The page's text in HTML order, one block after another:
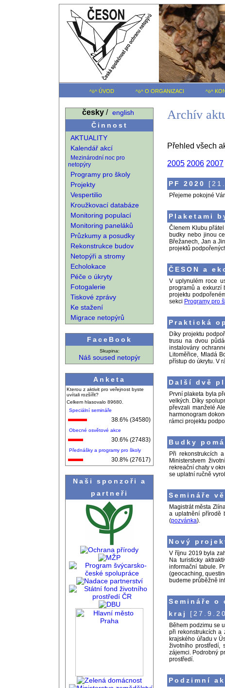
^ö^ÚVOD ^ö^O ORGANIZACI ^ö^
česky / english
Činnost
AKTUALITY
Kalendář akcí
Mezinárodní noc pro
netopýry
Programy pro školy
Projekty
Vespertilio
Kroužkovací databáze
Monitoring populací
Monitoring paneláků
Průzkumy a posudky
Rekonstrukce budov
Netopýři a stromy
Echolokace
Péče o úkryty
Fotogalerie
Tiskové zprávy
Ke stažení
Migrace netopýrů
FaceBook
Skupina:
Náš soused netopýr
Anketa
Kterou z aktivit pro veřejnost byste
uvítali rozšířit?
Celkem hlasovalo 89680.
Speciální semináře
38.6% (34580)
Obecné osvětové akce
30.6% (27483)
Přednášky a programy pro školy
30.8% (27617)
Naši sponzoři a
partneři
Archív
Přehled všech
2005 2006 2007
PF 2020
Přejeme pokojné
Plaketami
Členem Klubu
budky nebo jinou
Břežanech, Jan a
projektů
ČESON a
V uplynulém roce
programů a exkurzí
projektu
sekci Programy pro
Praktická
Díky projektu
trusu na dvou
instalovány
Litoměřice, Mladá
přístup do úkrytu. V
Další dvě
První plaketa byla
velkých. Díky
převzali manželé
harmonogram
rámci projektu
Budky
Při rekonstrukcích
Ministerstvem
rekreační chaty v
se uplatní ručně
Semináře
Magistrát města
a uplatnění přírodě
(pozvánka).
Nový
V říjnu 2019 byla
Na turisticky
informační tabule.
(geocaching,
budeme průběžně
Semináře o
kraj
Během podzimu se
při rekonstrukcích a
krajského úřadu v
životního prostředí,
zájemci. Podrobný
prostředí.
Podzimní